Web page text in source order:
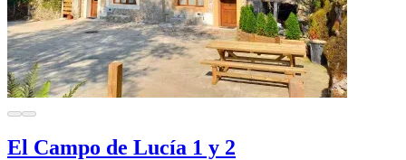
El Campo de Lucía 1 y 2